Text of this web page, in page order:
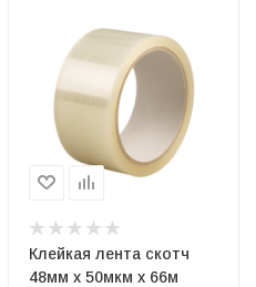
Клейкая лента скотч
48мм х 50мкм х 66м